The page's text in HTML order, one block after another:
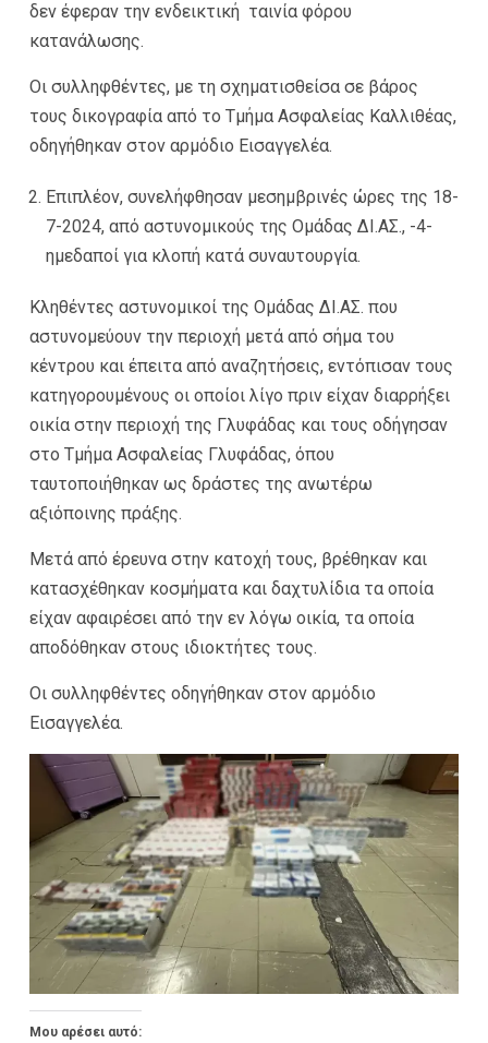
δεν έφεραν την ενδεικτική ταινία φόρου
κατανάλωσης.
Οι συλληφθέντες, με τη σχηματισθείσα σε βάρος
τους δικογραφία από το Τμήμα Ασφαλείας Καλλιθέας,
οδηγήθηκαν στον αρμόδιο Εισαγγελέα.
Επιπλέον, συνελήφθησαν μεσημβρινές ώρες της 18-
7-2024, από αστυνομικούς της Ομάδας ΔΙ.ΑΣ., -4-
ημεδαποί για κλοπή κατά συναυτουργία.
Κληθέντες αστυνομικοί της Ομάδας ΔΙ.ΑΣ. που
αστυνομεύουν την περιοχή μετά από σήμα του
κέντρου και έπειτα από αναζητήσεις, εντόπισαν τους
κατηγορουμένους οι οποίοι λίγο πριν είχαν διαρρήξει
οικία στην περιοχή της Γλυφάδας και τους οδήγησαν
στο Τμήμα Ασφαλείας Γλυφάδας, όπου
ταυτοποιήθηκαν ως δράστες της ανωτέρω
αξιόποινης πράξης.
Μετά από έρευνα στην κατοχή τους, βρέθηκαν και
κατασχέθηκαν κοσμήματα και δαχτυλίδια τα οποία
είχαν αφαιρέσει από την εν λόγω οικία, τα οποία
αποδόθηκαν στους ιδιοκτήτες τους.
Οι συλληφθέντες οδηγήθηκαν στον αρμόδιο
Εισαγγελέα.
Μου αρέσει αυτό: